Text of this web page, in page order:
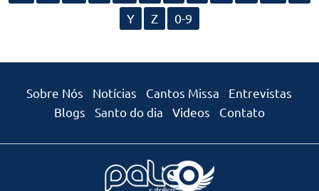
Y
Z 0-9
Sobre Nós Notícias Cantos Missa
Entrevistas
Blogs
Santo do dia Videos Contato